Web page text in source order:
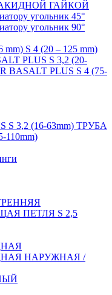
ГАЙКОЙ
угольник 45°
угольник 90°
mm) S 4 (20 – 125 mm)
PLUS S 3,2 (20-
BASALT PLUS S 4 (75-
S 3,2 (16-63mm) ТРУБА
110mm)
ПЕТЛЯ S 2,5
НАРУЖНАЯ /